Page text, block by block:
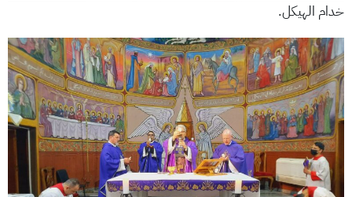
خدام الهيكل.